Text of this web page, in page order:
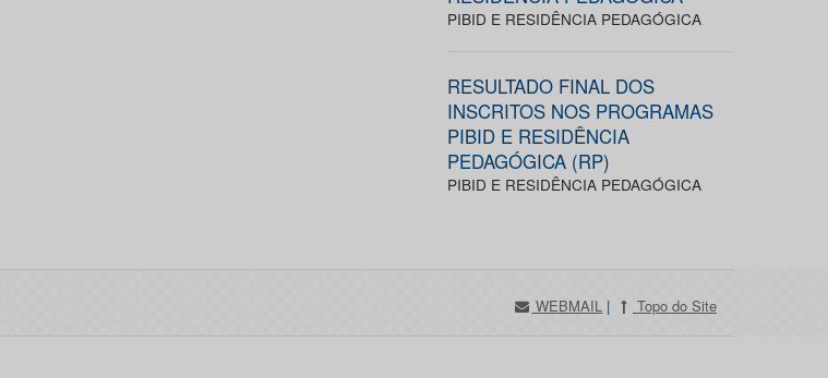
PIBID E RESIDÊNCIA PEDAGÓGICA
RESULTADO FINAL DOS
INSCRITOS NOS PROGRAMAS
PIBID E RESIDÊNCIA
PEDAGÓGICA (RP)
PIBID E RESIDÊNCIA PEDAGÓGICA
WEBMAIL | Topo do Site